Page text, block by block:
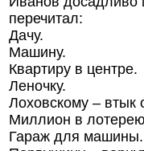
перечитал:
Дачу.
Машину.
Квартиру в центре.
Леночку.
Лоховскому – втык
Миллион в
Гараж для машины.